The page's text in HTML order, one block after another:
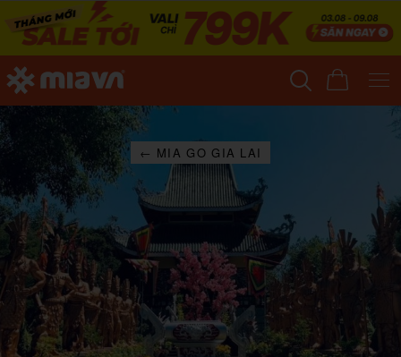
← MIA GO GIA LAI